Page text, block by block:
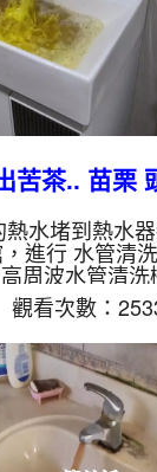
苦茶.. 苗栗
水管
水堵到熱水
進行 水管清
周波水管清
分，開啟 水管
就流出鮮豔髒
，兩個多小時
，如水管老化
水就會是咖啡
黑色管垢，洗
色的水，是因
生銅綠，如是
觀看次數：